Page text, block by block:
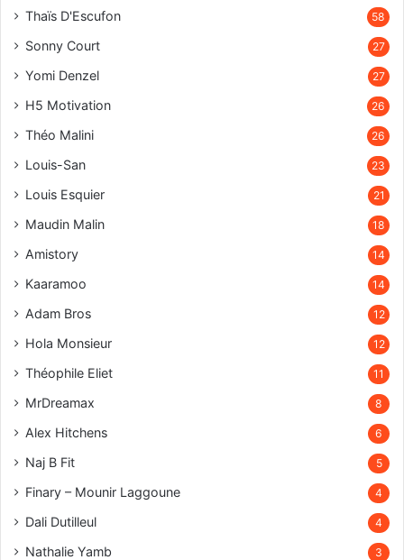
Thaïs D'Escufon 58
Sonny Court 27
Yomi Denzel 27
H5 Motivation 26
Théo Malini 26
Louis-San 23
Louis Esquier 21
Maudin Malin 18
Amistory 14
Kaaramoo 14
Adam Bros 12
Hola Monsieur 12
Théophile Eliet 11
MrDreamax 8
Alex Hitchens 6
Naj B Fit 5
Finary – Mounir Laggoune 4
Dali Dutilleul 4
Nathalie Yamb 3